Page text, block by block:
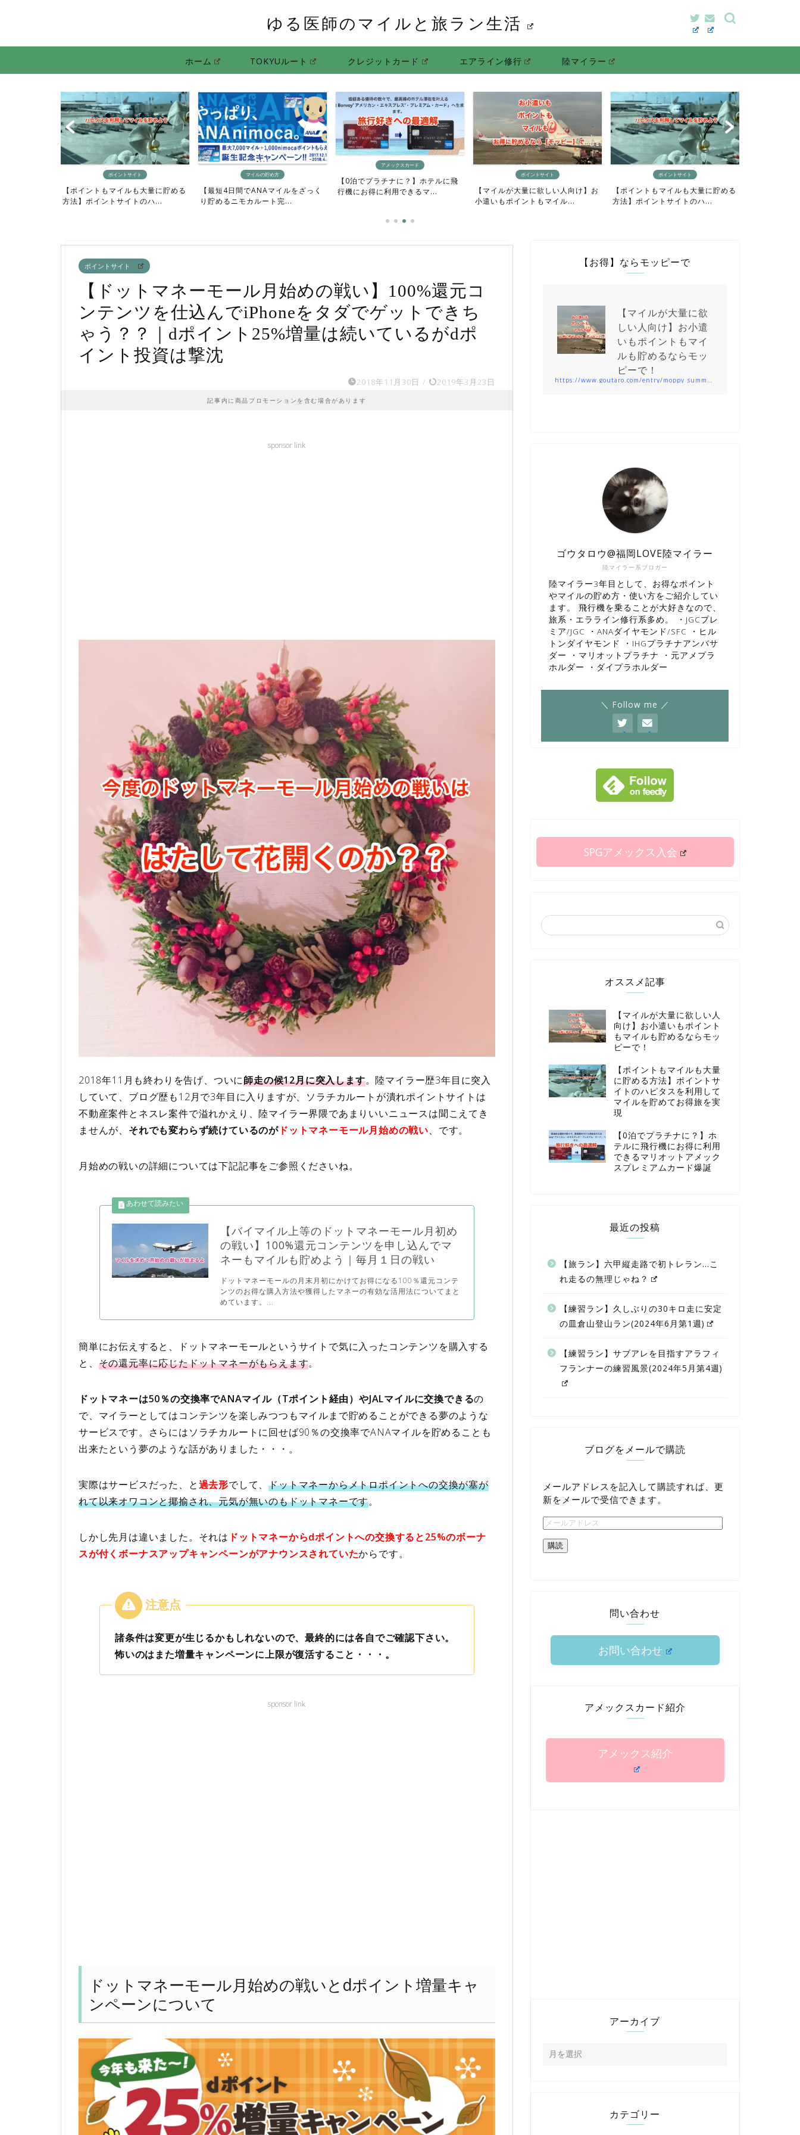
ゆる医師のマイルと旅ラン生活
ホーム TOKYUルート クレジットカード エアライン修行 陸マイラー
マイルの貯め方
【最短4日間でANAマイルをざっく
り貯めるニモカルート完...
アメックスカード
【0泊でプラチナに？】ホテルに飛
行機にお得に利用できるマ...
【マイルが大量に欲しい人向け】お
ポイントサイト
【ポイントもマイルも大量に貯める
方法】ポイントサイトのハ...
マイルの貯め方
【最短4日間でANAマイルをざっく
り貯めるニモカルート完...
ポイントサイト
【ドットマネーモール月始めの戦い】100%還元コ
ンテンツを仕込んでiPhoneをタダでゲットできち
ゃう？？｜dポイント25%増量は続いているがdポ
イント投資は撃沈
2018年11月30日 / 2019年3月23日
記事内に商品プロモーションを含む場合があります
sponsor link
2018年11月も終わりを告げ、ついに師走の候12月に突入します。陸マイラー歴3年目に突入
していて、ブログ歴も12月で3年目に入りますが、ソラチカルートが潰れポイントサイトは
不動産案件とネスレ案件で溢れかえり、陸マイラー界隈であまりいいニュースは聞こえてき
ませんが、 それでも変わらず続けているのが ドットマネーモール月始めの戦い、です。
月始めの戦いの詳細については下記記事をご参照くださいね。
【バイマイル上等のドットマネーモール月初め
の戦い】100%還元コンテンツを申し込んでマ
ネーもマイルも貯めよう｜毎月１日の戦い
ドットマネーモールの月末月初にかけてお得になる100％還元コンテ
ンツのお得な購入方法や獲得したマネーの有効な活用法についてまと
めています。...
簡単にお伝えすると、ドットマネーモールというサイトで気に入ったコンテンツを購入する
と、 その還元率に応じたドットマネーがもらえます。
ドットマネーは50％の交換率でANAマイル（Tポイント経由）やJALマイルに交換できるの
で、マイラーとしてはコンテンツを楽しみつつもマイルまで貯めることができる夢のような
サービスです。さらにはソラチカルートに回せば90％の交換率でANAマイルを貯めることも
出来たという夢のような話がありました・・・。
実際はサービスだった、と過去形でして、ドットマネーからメトロポイントへの交換が塞が
れて以来オワコンと揶揄され、元気が無いのもドットマネーです。
しかし先月は違いました。それは ドットマネーからdポイントへの交換すると25%のボーナ
スが付くボーナスアップキャンペーンがアナウンスされていたからです。
諸条件は変更が生じるかもしれないので、最終的には各自でご確認下さい。
怖いのはまた増量キャンペーンに上限が復活すること・・・。
sponsor link
ドットマネーモール月始めの戦いとdポイント増量キャ
ンペーンについて
【お得】ならモッピーで
【マイルが大量に欲
しい人向け】お小遣
いもポイントもマイ
ルも貯めるならモッ
ピーで！
https://www.goutaro.com/entry/moppy_summary201912
陸マイラー系ブロガー
ゴウタロウ@福岡LOVE陸マイラー
陸マイラー3年目として、お得なポイント
やマイルの貯め方・使い方をご紹介してい
ます。 飛行機を乗ることが大好きなので、
旅系・エラライン修行系多め。 ・JGCプレ
ミア/JGC ・ANAダイヤモンド/SFC ・ヒル
トンダイヤモンド ・IHGプラチナアンバサ
ダー ・マリオットプラチナ ・元アメプラ
ホルダー ・ダイプラホルダー
＼ Follow me ／
SPGアメックス入会
オススメ記事
【マイルが大量に欲しい人
向け】お小遣いもポイント
もマイルも貯めるならモッ
ピーで！
【ポイントもマイルも大量
に貯める方法】ポイントサ
イトのハピタスを利用して
マイルを貯めてお得旅を実
現
【0泊でプラチナに？】ホ
テルに飛行機にお得に利用
できるマリオットアメック
スプレミアムカード爆誕
最近の投稿
【旅ラン】六甲縦走路で初トレラン…こ
れ走るの無理じゃね？
【練習ラン】久しぶりの30キロ走に安定
の皿倉山登山ラン(2024年6月第1週)
【練習ラン】サブアレを目指すアラフィ
フランナーの練習風景(2024年5月第4週)
ブログをメールで購読
メールアドレスを記入して購読すれば、更
新をメールで受信できます。
購読
問い合わせ
お問い合わせ
アメックスカード紹介
アメックス紹介
アーカイブ
カテゴリー